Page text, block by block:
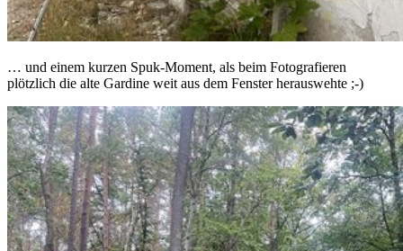
… und einem kurzen Spuk-Moment, als beim Fotografieren
plötzlich die alte Gardine weit aus dem Fenster herauswehte ;-)